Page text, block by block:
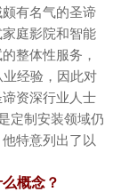
有名气的圣谛
庭影院和智能
整体性服务，
经验，因此对
资深行业人士
定制安装领域仍
特意列出了以
概念？